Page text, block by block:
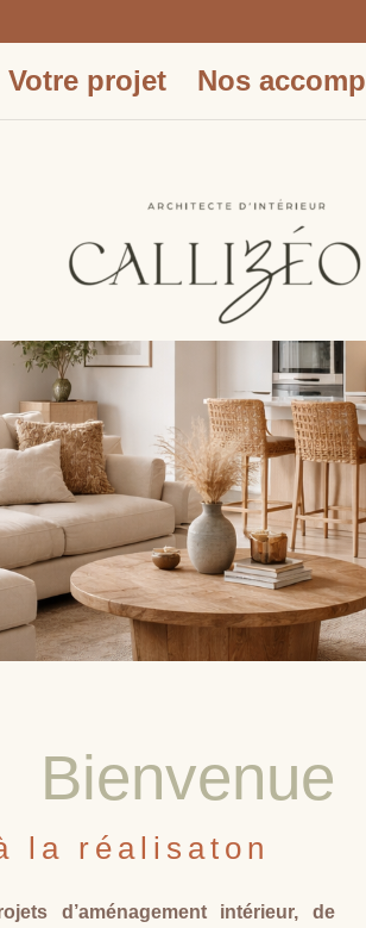
Votre projet Nos
Bienvenue
la réalisaton
d’aménagement intérieur, de